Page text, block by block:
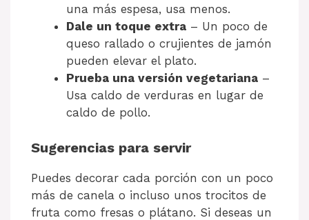
una más espesa, usa menos.
Dale un toque extra – Un poco de
queso rallado o crujientes de jamón
pueden elevar el plato.
Prueba una versión vegetariana –
Usa caldo de verduras en lugar de
caldo de pollo.
Sugerencias para servir
Puedes decorar cada porción con un poco
más de canela o incluso unos trocitos de
fruta como fresas o plátano. Si deseas un